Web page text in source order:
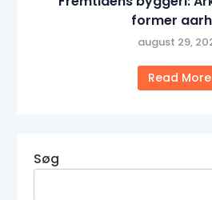
former
august 29,
Read More
Søg